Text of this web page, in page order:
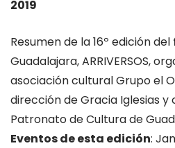
2019
Resumen de la 16º edición del
Guadalajara, ARRIVERSOS,
asociación cultural Grupo el
dirección de Gracia Iglesias
Patronato de Cultura de
Eventos de esta edición: